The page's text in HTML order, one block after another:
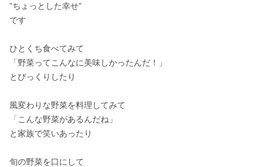
”ちょっとした幸せ”
です
ひとくち食べてみて
「野菜ってこんなに美味しかったんだ！」
とびっくりしたり
風変わりな野菜を料理してみて
「こんな野菜があるんだね」
と家族で笑いあったり
旬の野菜を口にして